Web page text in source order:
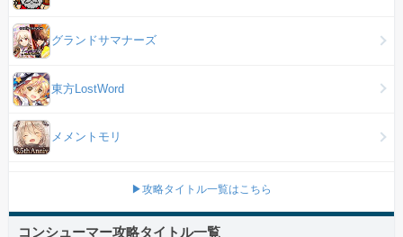
グランドサマナーズ
東方LostWord
メメントモリ
▶攻略タイトル一覧はこちら
コンシューマー攻略タイトル一覧